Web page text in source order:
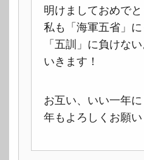
明けましておめでと
私も「海軍五省」
「五訓」に負けな
いきます！
お互い、いい一年
年もよろしくお願い